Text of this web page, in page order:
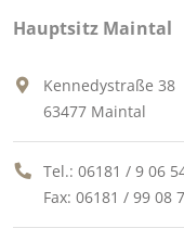
Hauptsitz Maintal
Kennedystraße 38
63477 Maintal
Tel.: 06181 / 9 06
Fax: 06181 / 99 08